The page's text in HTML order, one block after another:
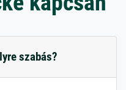
szabás?